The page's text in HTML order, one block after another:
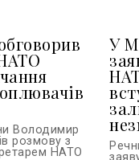
Володимир
розмову з
НАТО
У